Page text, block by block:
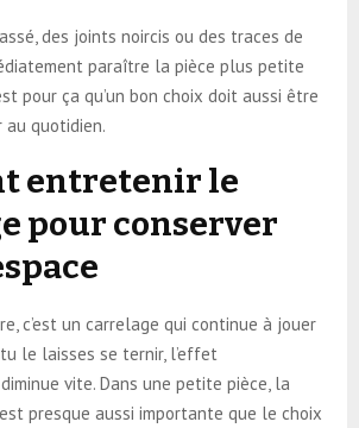
des joints noircis ou des traces de
paraître la pièce plus petite
pour ça qu’un bon choix doit aussi être
quotidien.
entretenir le
pour conserver
c’est un carrelage qui continue à jouer
le laisses se ternir, l’effet
vite. Dans une petite pièce, la
presque aussi importante que le choix